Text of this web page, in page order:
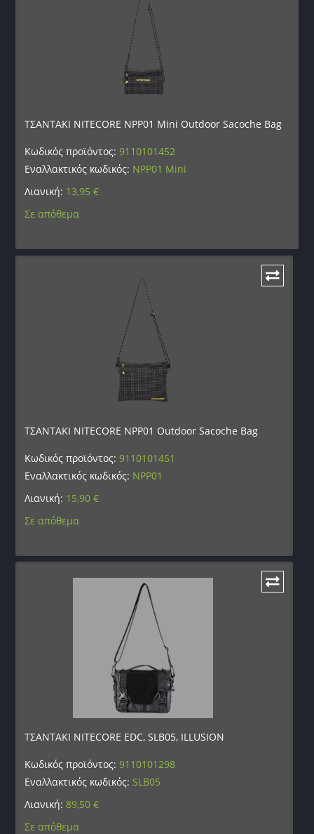
ΤΣΑΝΤΑΚΙ NITECORE NPP01 Mini Outdoor Sacoche Bag
Κωδικός προϊόντος:9110101452
Εναλλακτικός κωδικός: NPP01 Mini
Λιανική: 13,95€
Σε απόθεμα
ΤΣΑΝΤΑΚΙ NITECORE NPP01 Outdoor Sacoche Bag
Κωδικός προϊόντος:9110101451
Εναλλακτικός κωδικός: NPP01
Λιανική: 15,90€
Σε απόθεμα
ΤΣΑΝΤΑΚΙ NITECORE EDC, SLB05, ILLUSION
Κωδικός προϊόντος:9110101298
Εναλλακτικός κωδικός: SLB05
Λιανική:89,50€
Σε απόθεμα